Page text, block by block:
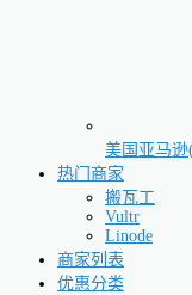
美国亚马逊
热门商家
搬瓦工
Vultr
Linode
商家列表
优惠分类